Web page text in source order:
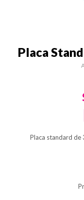
Placa
Placa standard de